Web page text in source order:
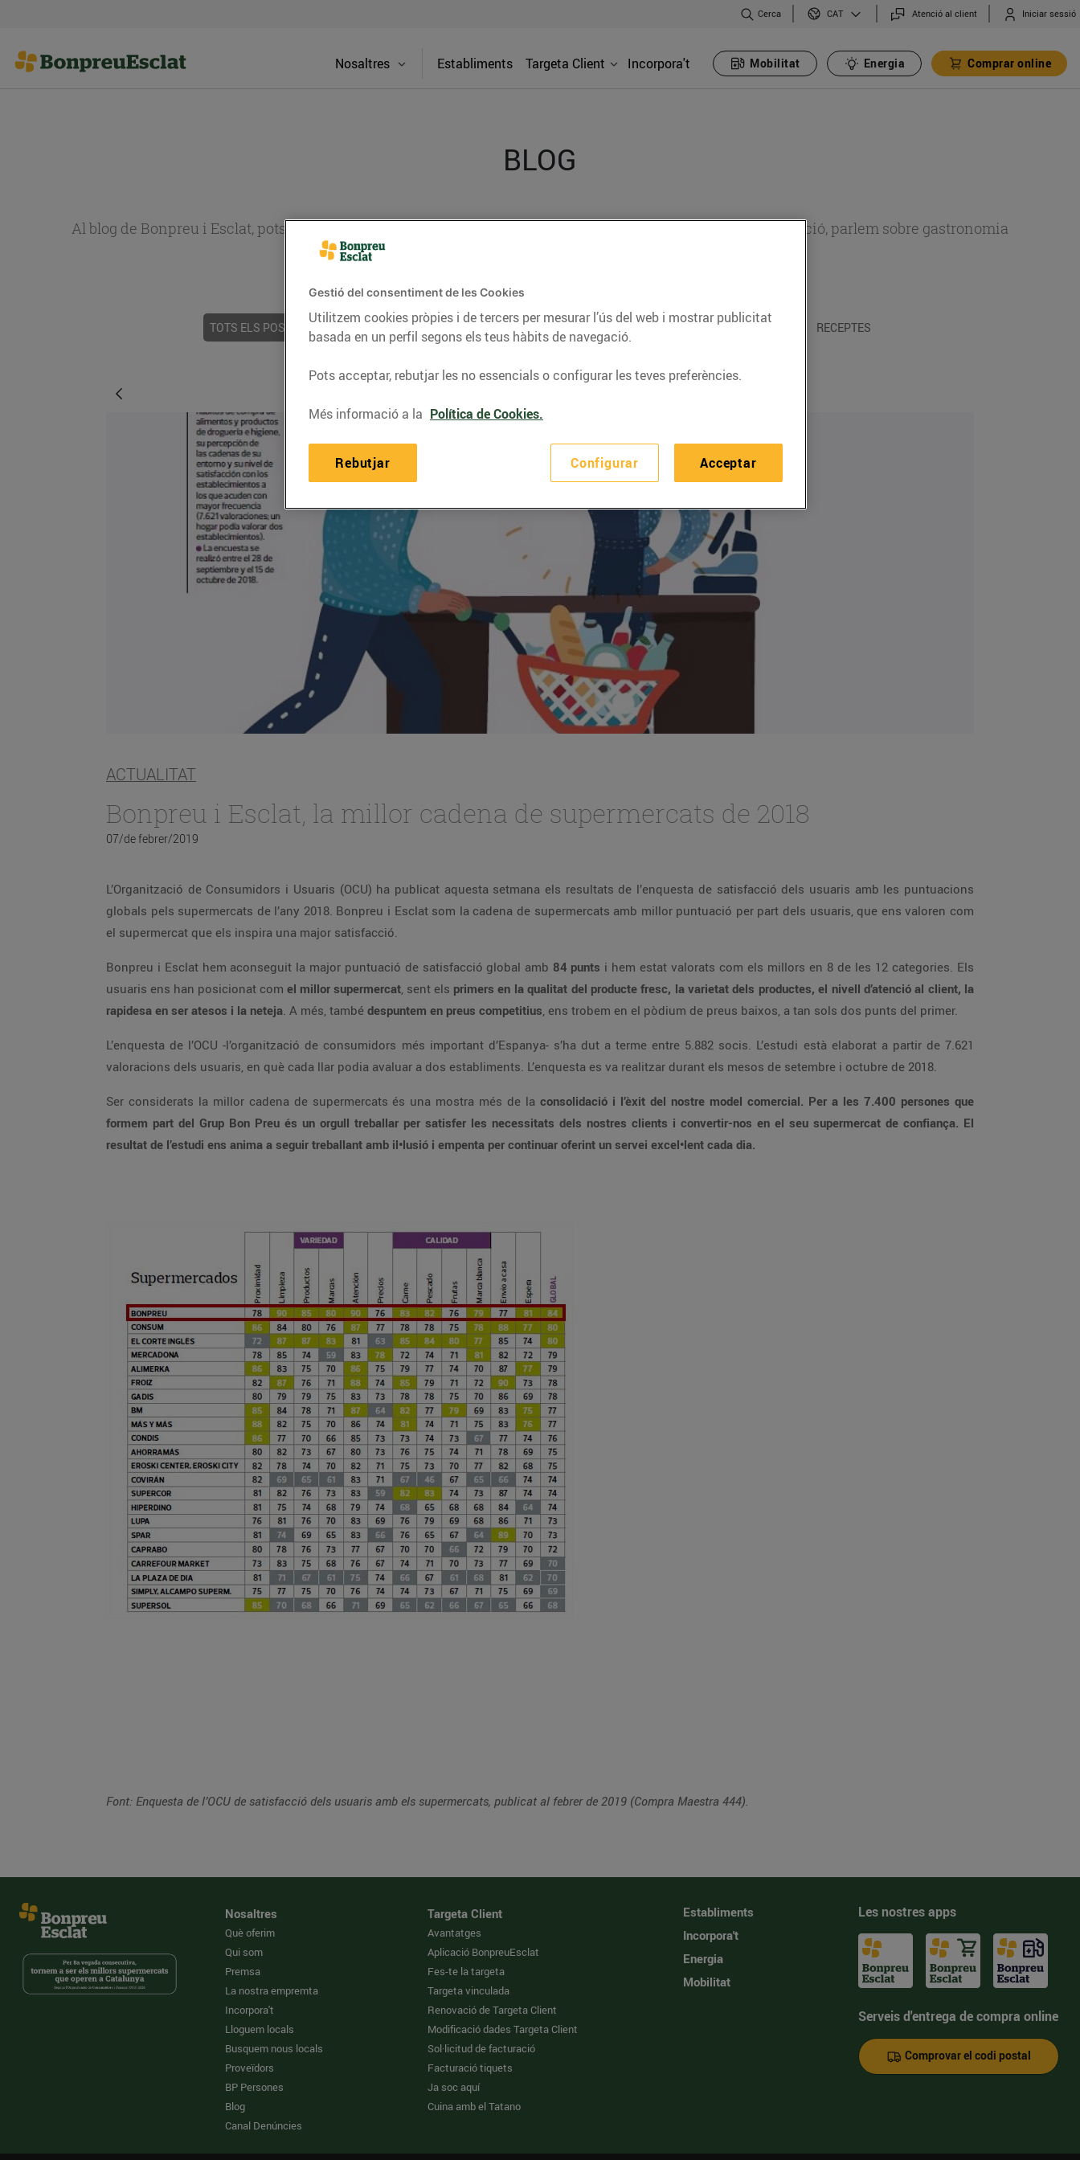
Cerca CAT Atenció al client Iniciar sessió
Nosaltres Establiments Targeta Client Incorpora't Mobilitat Energia Comprar online
BLOG
Al blog de Bonpreu i Esclat, pots trobar receptes, consells nutricionals, informació d’actualitat sobre alimentació, parlem sobre gastronomia
TOTS ELS POSTS ACTUALITAT CONSELLS I HÀBITS SALUDABLES ENERGIA GASTRONOMIA I TRADICIONS RECEPTES
ACTUALITAT
Bonpreu i Esclat, la millor cadena de supermercats de 2018
07/de febrer/2019
L’Organització de Consumidors i Usuaris (OCU) ha publicat aquesta setmana els resultats de l’enquesta de satisfacció dels usuaris amb les puntuacions
globals pels supermercats de l’any 2018. Bonpreu i Esclat som la cadena de supermercats amb millor puntuació per part dels usuaris, que ens valoren com
el supermercat que els inspira una major satisfacció.
Bonpreu i Esclat hem aconseguit la major puntuació de satisfacció global amb 84 punts i hem estat valorats com els millors en 8 de les 12 categories. Els
usuaris ens han posicionat com el millor supermercat, sent els primers en la qualitat del producte fresc, la varietat dels productes, el nivell d’atenció al client, la
rapidesa en ser atesos i la neteja. A més, també despuntem en preus competitius, ens trobem en el pòdium de preus baixos, a tan sols dos punts del primer.
L’enquesta de l’OCU -l’organització de consumidors més important d’Espanya- s’ha dut a terme entre 5.882 socis. L’estudi està elaborat a partir de 7.621
valoracions dels usuaris, en què cada llar podia avaluar a dos establiments. L’enquesta es va realitzar durant els mesos de setembre i octubre de 2018.
Ser considerats la millor cadena de supermercats és una mostra més de la consolidació i l’èxit del nostre model comercial. Per a les 7.400 persones que
formem part del Grup Bon Preu és un orgull treballar per satisfer les necessitats dels nostres clients i convertir-nos en el seu supermercat de confiança. El
resultat de l’estudi ens anima a seguir treballant amb il•lusió i empenta per continuar oferint un servei excel•lent cada dia.
Font: Enquesta de l’OCU de satisfacció dels usuaris amb els supermercats, publicat al febrer de 2019 (Compra Maestra 444).
Nosaltres
Què oferim
Qui som
Premsa
La nostra empremta
Incorpora't
Lloguem locals
Busquem nous locals
Proveïdors
BP Persones
Blog
Canal Denúncies
Targeta Client
Avantatges
Aplicació BonpreuEsclat
Fes-te la targeta
Targeta vinculada
Renovació de Targeta Client
Modificació dades Targeta Client
Sol·licitud de facturació
Facturació tiquets
Ja soc aquí
Cuina amb el Tatano
Establiments
Incorpora't
Energia
Mobilitat
Les nostres apps
Serveis d'entrega de compra online
Comprovar el codi postal
Gestió del consentiment de les Cookies
Utilitzem cookies pròpies i de tercers per mesurar l’ús del web i mostrar publicitat
basada en un perfil segons els teus hàbits de navegació.
Pots acceptar, rebutjar les no essencials o configurar les teves preferències.
Més informació a la Política de Cookies.
Configurar
Rebutjar Acceptar